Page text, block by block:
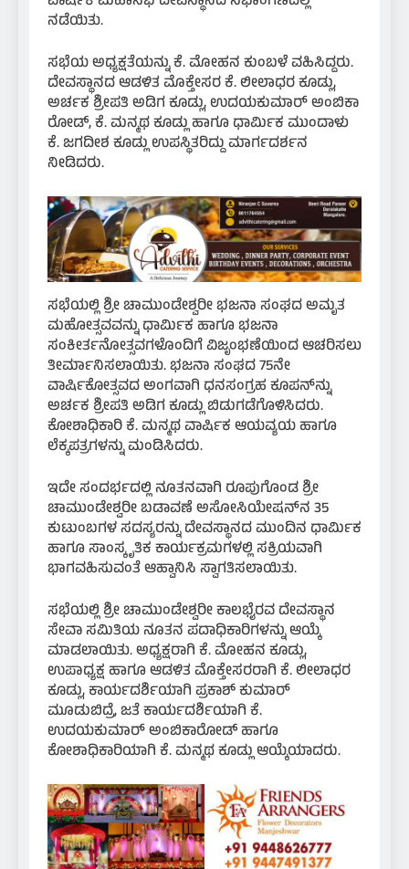
ನಡೆಯಿತು.
ಸಭೆಯ ಅಧ್ಯಕ್ಷತೆಯನ್ನು ಕೆ. ಮೋಹನ ಕುಂಬಳೆ ವಹಿಸಿದ್ದರು.
ದೇವಸ್ಥಾನದ ಆಡಳಿತ ಮೊಕ್ತೇಸರ ಕೆ. ಲೀಲಾಧರ ಕೂಡ್ಲು,
ಅರ್ಚಕ ಶ್ರೀಪತಿ ಅಡಿಗ ಕೂಡ್ಲು, ಉದಯಕುಮಾರ್ ಅಂಬಿಕಾ
ರೋಡ್, ಕೆ. ಮನ್ಮಥ ಕೂಡ್ಲು ಹಾಗೂ ಧಾರ್ಮಿಕ ಮುಂದಾಳು
ಕೆ. ಜಗದೀಶ ಕೂಡ್ಲು ಉಪಸ್ಥಿತರಿದ್ದು ಮಾರ್ಗದರ್ಶನ
ನೀಡಿದರು.
ಸಭೆಯಲ್ಲಿ ಶ್ರೀ ಚಾಮುಂಡೇಶ್ವರೀ ಭಜನಾ ಸಂಘದ ಅಮೃತ
ಮಹೋತ್ಸವವನ್ನು ಧಾರ್ಮಿಕ ಹಾಗೂ ಭಜನಾ
ಸಂಕೀರ್ತನೋತ್ಸವಗಳೊಂದಿಗೆ ವಿಜೃಂಭಣೆಯಿಂದ ಆಚರಿಸಲು
ತೀರ್ಮಾನಿಸಲಾಯಿತು. ಭಜನಾ ಸಂಘದ 75ನೇ
ವಾರ್ಷಿಕೋತ್ಸವದ ಅಂಗವಾಗಿ ಧನಸಂಗ್ರಹ ಕೂಪನ್‌ನ್ನು
ಅರ್ಚಕ ಶ್ರೀಪತಿ ಅಡಿಗ ಕೂಡ್ಲು ಬಿಡುಗಡೆಗೊಳಿಸಿದರು.
ಕೋಶಾಧಿಕಾರಿ ಕೆ. ಮನ್ಮಥ ವಾರ್ಷಿಕ ಆಯವ್ಯಯ ಹಾಗೂ
ಲೆಕ್ಕಪತ್ರಗಳನ್ನು ಮಂಡಿಸಿದರು.
ಇದೇ ಸಂದರ್ಭದಲ್ಲಿ ನೂತನವಾಗಿ ರೂಪುಗೊಂಡ ಶ್ರೀ
ಚಾಮುಂಡೇಶ್ವರೀ ಬಡಾವಣೆ ಅಸೋಸಿಯೇಷನ್‌ನ 35
ಕುಟುಂಬಗಳ ಸದಸ್ಯರನ್ನು ದೇವಸ್ಥಾನದ ಮುಂದಿನ ಧಾರ್ಮಿಕ
ಹಾಗೂ ಸಾಂಸ್ಕೃತಿಕ ಕಾರ್ಯಕ್ರಮಗಳಲ್ಲಿ ಸಕ್ರಿಯವಾಗಿ
ಭಾಗವಹಿಸುವಂತೆ ಆಹ್ವಾನಿಸಿ ಸ್ವಾಗತಿಸಲಾಯಿತು.
ಸಭೆಯಲ್ಲಿ ಶ್ರೀ ಚಾಮುಂಡೇಶ್ವರೀ ಕಾಲಭೈರವ ದೇವಸ್ಥಾನ
ಸೇವಾ ಸಮಿತಿಯ ನೂತನ ಪದಾಧಿಕಾರಿಗಳನ್ನು ಆಯ್ಕೆ
ಮಾಡಲಾಯಿತು. ಅಧ್ಯಕ್ಷರಾಗಿ ಕೆ. ಮೋಹನ ಕೂಡ್ಲು,
ಉಪಾಧ್ಯಕ್ಷ ಹಾಗೂ ಆಡಳಿತ ಮೊಕ್ತೇಸರರಾಗಿ ಕೆ. ಲೀಲಾಧರ
ಕೂಡ್ಲು, ಕಾರ್ಯದರ್ಶಿಯಾಗಿ ಪ್ರಕಾಶ್ ಕುಮಾರ್
ಮೂಡುಬಿದ್ರೆ, ಜತೆ ಕಾರ್ಯದರ್ಶಿಯಾಗಿ ಕೆ.
ಉದಯಕುಮಾರ್ ಅಂಬಿಕಾರೋಡ್ ಹಾಗೂ
ಕೋಶಾಧಿಕಾರಿಯಾಗಿ ಕೆ. ಮನ್ಮಥ ಕೂಡ್ಲು ಆಯ್ಕೆಯಾದರು.